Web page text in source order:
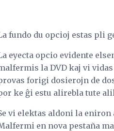
fundo du opcioj estas pli
eyecta opcio evidente
la DVD kaj vi
forigi dosierojn de
ke ĝi estu alirebla tute
vi elektas aldoni la
en nova pestaña